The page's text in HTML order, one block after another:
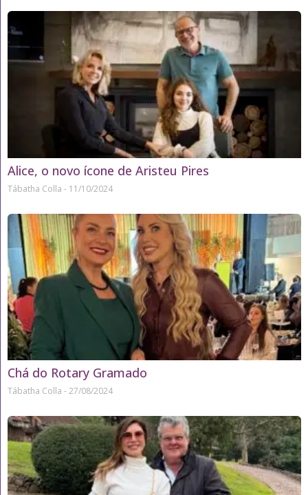
Alice, o novo ícone de Aristeu Pires
Tábatha Colla 11/10/2024
Chá do Rotary Gramado
Tábatha Colla 27/08/2024